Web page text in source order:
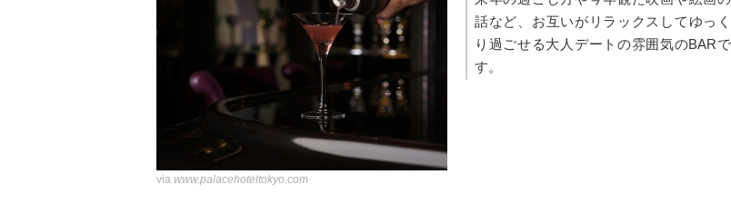
話など、お互いがリラックスしてゆっく
り過ごせる大人デートの雰囲気のBARで
す。
via www.palacehoteltokyo.com